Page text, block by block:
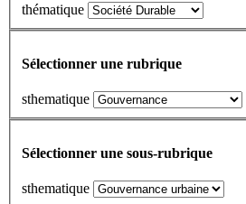
thématique
Sélectionner une rubrique
sthematique
Sélectionner une sous-rubrique
sthematique